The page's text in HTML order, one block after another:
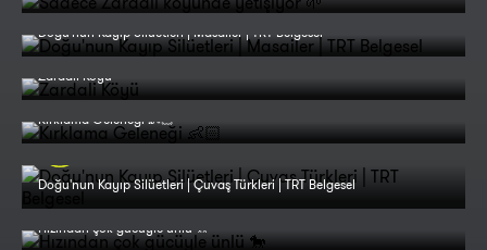
Doğu'nun Kayıp Silüetleri | Masailer | TRT Belgesel
Zardali Köyü
Kırklama Geleneği 👶🏻
Doğu'nun Kayıp Silüetleri | Çuvaş Türkleri | TRT Belgesel
Hızından çok gücüyle ünlü 🐎